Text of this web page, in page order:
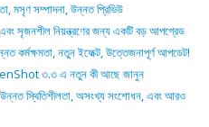
সম্পাদনা, উন্নত প্রিভিউ
সৃজনশীল নিয়ন্ত্রণের জন্য একটি বড় আপগ্রেড
নতুন ইফেক্ট, উত্তেজনাপূর্ণ আপডেট!
৩.৩ এ নতুন কী আছে জানুন
স্থিতিশীলতা, অসংখ্য সংশোধন, এবং আরও